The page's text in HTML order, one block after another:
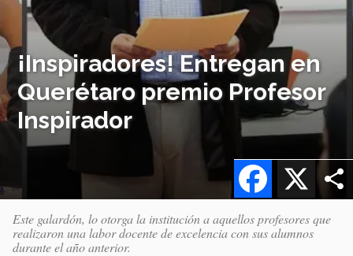
¡Inspiradores! Entregan en
Querétaro premio Profesor
Inspirador
X
Facebook
Este galardón, lo otorga la institución a aquellos profesores que
realizaron una labor docente de excelencia con sus alumnos
durante el año anterior.